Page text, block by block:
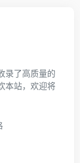
录了高质量的
本站，欢迎将